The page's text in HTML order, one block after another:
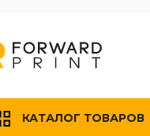
КАТАЛОГ ТОВАРОВ